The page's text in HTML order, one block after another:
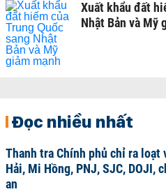
Xuất khẩu đất
Nhật Bản và Mỹ
Đọc nhiều nhất
Thanh tra Chính phủ chỉ ra loạt
Hải, Mi Hồng, PNJ, SJC, DOJI,
an